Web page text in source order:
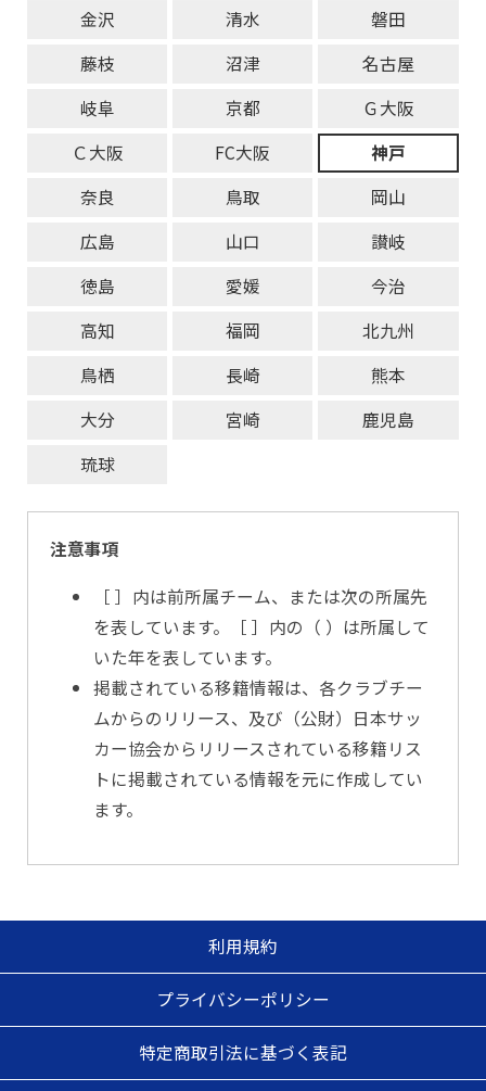
金沢
清水
磐田
藤枝
沼津
名古屋
岐阜
京都
Ｇ大阪
Ｃ大阪
FC大阪
神戸
奈良
鳥取
岡山
広島
山口
讃岐
徳島
愛媛
今治
高知
福岡
北九州
鳥栖
長崎
熊本
大分
宮崎
鹿児島
琉球
注意事項
［ ］内は前所属チーム、または次の所属先
を表しています。［ ］内の（ ）は所属して
いた年を表しています。
掲載されている移籍情報は、各クラブチー
ムからのリリース、及び（公財）日本サッ
カー協会からリリースされている移籍リス
トに掲載されている情報を元に作成してい
ます。
利用規約
プライバシーポリシー
特定商取引法に基づく表記